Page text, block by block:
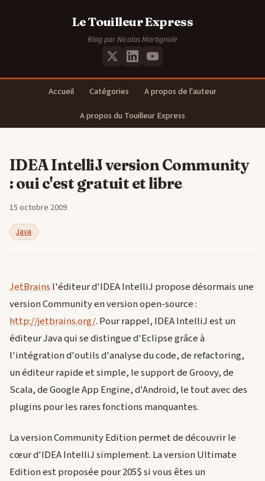
Le Touilleur Express
Blog par Nicolas Martignole
Accueil Catégories
A propos de l'auteur
A propos du Touilleur Express
IDEA IntelliJ version Community
: oui c'est gratuit et libre
15 octobre 2009
Java
JetBrainsl'éditeur d'IDEA IntelliJ propose désormais une
version Community en version open-source :
http://jetbrains.org/. Pour rappel, IDEA IntelliJ est un
éditeur Java qui se distingue d'Eclipse grâce à
l'intégration d'outils d'analyse du code, de refactoring,
un éditeur rapide et simple, le support de Groovy, de
Scala, de Google App Engine, d'Android, le tout avec des
plugins pour les rares fonctions manquantes.
La version Community Edition permet de découvrir le
cœur d'IDEA IntelliJ simplement. La version Ultimate
Edition est proposée pour 205$ si vous êtes un